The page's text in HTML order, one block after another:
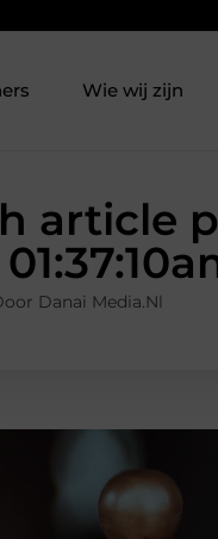
Wie wij zijn
article
Danai Media.nl